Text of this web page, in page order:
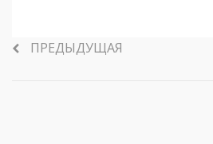
ПРЕДЫДУЩАЯ